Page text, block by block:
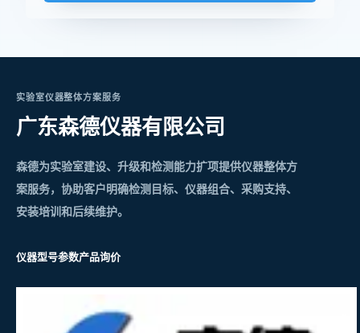
实验室仪器整体方案服务
广东森德仪器有限公司
森德为实验室建设、升级和检测能力扩项提供仪器整体方
案服务，协助客户明确检测目标、仪器组合、采购支持、
安装培训和后续维护。
仪器型号参数产品询价